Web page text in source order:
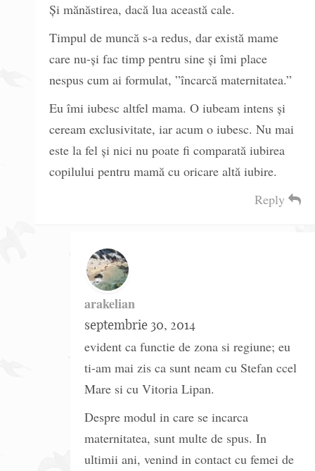
Și mănăstirea, dacă lua această cale.
Timpul de muncă s-a redus, dar există mame
care nu-și fac timp pentru sine și îmi place
nespus cum ai formulat, ”încarcă maternitatea.”
Eu îmi iubesc altfel mama. O iubeam intens și
ceream exclusivitate, iar acum o iubesc. Nu mai
este la fel și nici nu poate fi comparată iubirea
copilului pentru mamă cu oricare altă iubire.
Reply
arakelian
septembrie 30, 2014
evident ca functie de zona si regiune; eu
ti-am mai zis ca sunt neam cu Stefan ccel
Mare si cu Vitoria Lipan.
Despre modul in care se incarca
maternitatea, sunt multe de spus. In
ultimii ani, venind in contact cu femei de